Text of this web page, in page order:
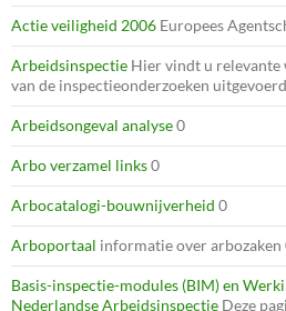
Actie veiligheid 2006 Europees
Arbeidsinspectie Hier vindt u relevante
van de inspectieonderzoeken
Arbeidsongeval analyse0
Arbo verzamel links0
Arbocatalogi-bouwnijverheid 0
Arboportaal informatie over arbozaken
Basis-inspectie-modules (BIM) en
Nederlandse Arbeidsinspectie Deze